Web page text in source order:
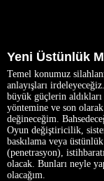
Yeni Üstünlük
Temel konumuz
anlayışları
büyük güçlerin
yöntemine ve son
değineceğim.
Oyun değiştiricilik,
baskılama veya
(penetrasyon),
olacak. Bunları neyle
olacağım.